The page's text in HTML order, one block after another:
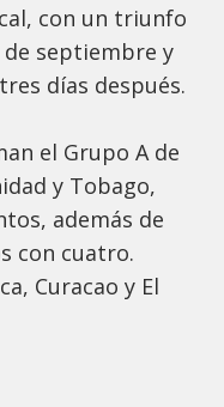
con un triunfo
de septiembre y
días después.
el Grupo A de
y Tobago,
además de
con cuatro.
Curacao y El